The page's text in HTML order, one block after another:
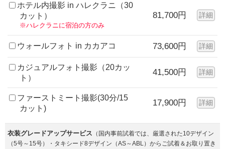
ホテル内撮影 in ハレクラニ（30
カット）
※ハレクラニに宿泊の方のみ
81,700円 詳細
ウォールフォト in カカアコ 73,600円 詳細
カジュアルフォト撮影（20カッ
ト）
41,500円 詳細
ファーストミート撮影(30分/15
カット)
17,900円 詳細
衣装グレードアップサービス （国内事前試着では、厳選された10デザイン
（5号～15号）・タキシード8デザイン（AS～ABL）からご試着＆お取り置き